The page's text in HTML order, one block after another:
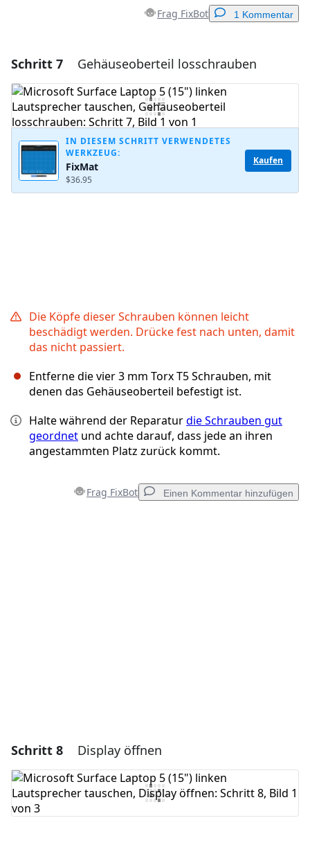
Frag FixBot 1 Kommentar
Einen Kommentar hinzufügen
Kommentar hinzufügen
Kommentieren
Schritt 7 Gehäuseoberteil losschrauben
IN DIESEM SCHRITT VERWENDETES
WERKZEUG:
FixMat
$36.95
Kaufen
Die Köpfe dieser Schrauben können leicht
beschädigt werden. Drücke fest nach unten, damit
das nicht passiert.
Entferne die vier 3 mm Torx T5 Schrauben, mit
denen das Gehäuseoberteil befestigt ist.
Halte während der Reparaturdie Schrauben gut
geordnet und achte darauf, dass jede an ihren
angestammten Platz zurück kommt.
Frag FixBot Einen Kommentar hinzufügen
Schritt 8 Display öffnen